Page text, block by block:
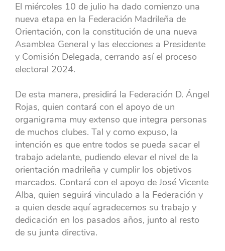
El miércoles 10 de julio ha dado comienzo una
nueva etapa en la Federación Madrileña de
Orientación, con la constitución de una nueva
Asamblea General y las elecciones a Presidente
y Comisión Delegada, cerrando así el proceso
electoral 2024.
De esta manera, presidirá la Federación D. Ángel
Rojas, quien contará con el apoyo de un
organigrama muy extenso que integra personas
de muchos clubes. Tal y como expuso, la
intención es que entre todos se pueda sacar el
trabajo adelante, pudiendo elevar el nivel de la
orientación madrileña y cumplir los objetivos
marcados. Contará con el apoyo de José Vicente
Alba, quien seguirá vinculado a la Federación y
a quien desde aquí agradecemos su trabajo y
dedicación en los pasados años, junto al resto
de su junta directiva.